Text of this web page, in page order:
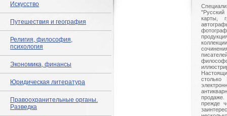
Искусство
Путешествия и география
Религия, философия,
психология
Экономика, финансы
Юридическая литература
Правоохранительные органы.
Разведка
"Русский
карты,
столько
прежде